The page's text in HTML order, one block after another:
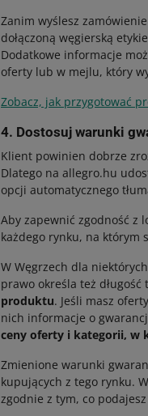
Zanim wyślesz
dołączoną węgierską
Dodatkowe informacje
oferty lub w mejlu, który
Zobacz, jak przygotować
4. Dostosuj warunki
Klient powinien dobrze
Dlatego na allegro.hu
opcji automatycznego
Aby zapewnić zgodność z
każdego rynku, na którym
W Węgrzech dla
prawo określa też
produktu. Jeśli masz
nich informacje o
ceny oferty i kategorii, w
Zmienione warunki
kupujących z tego rynku.
zgodnie z tym, co podajesz